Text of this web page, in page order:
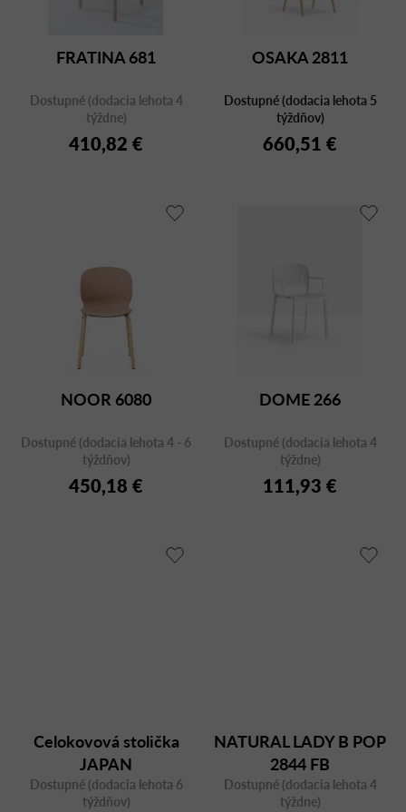
FRATINA 681
Dostupné (dodacia lehota 4
týždne)
410,82 €
OSAKA 2811
Dostupné (dodacia lehota 5
týždňov)
660,51 €
NOOR 6080
Dostupné (dodacia lehota 4 - 6
týždňov)
450,18 €
DOME 266
Dostupné (dodacia lehota 4
týždne)
111,93 €
Celokovová stolička
JAPAN
Dostupné (dodacia lehota 6
týždňov)
NATURAL LADY B POP
2844 FB
Dostupné (dodacia lehota 4
týždne)